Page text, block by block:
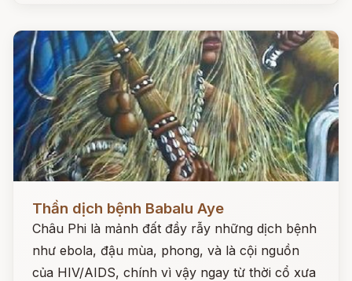
Đọc ngay
Thần dịch bệnh Babalu Aye
Châu Phi là mảnh đất đầy rẫy những dịch bệnh
như ebola, đậu mùa, phong, và là cội nguồn
của HIV/AIDS, chính vì vậy ngay từ thời cổ xưa